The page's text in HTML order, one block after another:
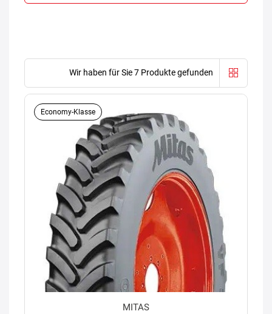
Wir haben für Sie 7 Produkte gefunden
Economy-Klasse
MITAS